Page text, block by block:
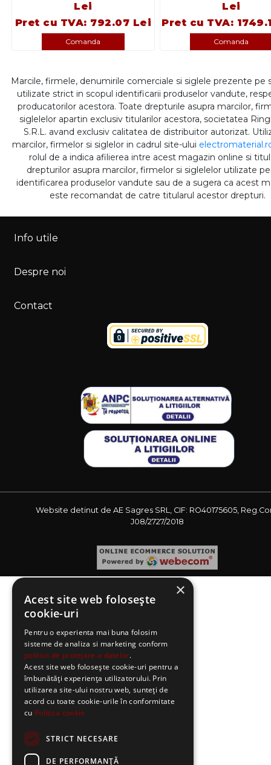
Lei
Pret cu TVA: 792.07 Lei
Comanda
Lei
Pret cu TVA:
Comanda
Marcile, firmele, denumirile comerciale si siglele prezente pe
utilizate strict in scopul identificarii produselor vandute,
producatorilor acestora. Toate drepturile asupra marcilor,
siglelelor apartin exclusiv titularilor acestora, societatea
S.R.L. avand exclusiv calitatea de distribuitor autorizat.
marcilor, firmelor si siglelor in cadrul site-ului
rolul de a indica afilierea intre acest magazin online si
drepturilor asupra marcilor, firmelor si siglelelor utilizate
identificarea produselor vandute sau de a sugera ca acest
este recomandat de catre titularul acestor drepturi.
Info utile
Despre noi
Contact
Website detinut de AE Sagres SRL, CIF: RO40175605,
J08/2727/2018
×
Acest site web folosește
cookie-uri
Pentru o experienta mai buna folosim
sisteme de analiza si marketing conform
politicii de protejare a datelor.
Acest site web folosește cookie-uri pentru a
îmbunătăți experiența utilizatorului. Prin
utilizarea site-ului nostru web, sunteți de
acord cu toate cookie-urile în conformitate
cu Politica cookie
STRICT NECESARE
DE PERFORMANȚĂ